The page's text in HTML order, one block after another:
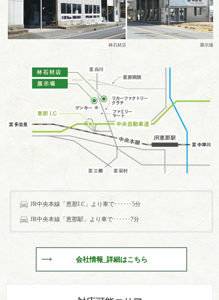
林石材店 展示場
JR中央本線「恵那I.C」より車で･･････5分
JR中央本線「恵那駅」より車で･･････7分
会社情報_詳細はこちら